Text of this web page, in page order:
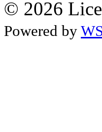
© 2026
Powered by